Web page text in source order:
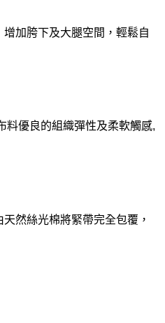
加胯下及大腿空間，輕鬆自
料優良的組織彈性及柔軟觸感,
然絲光棉將緊帶完全包覆，